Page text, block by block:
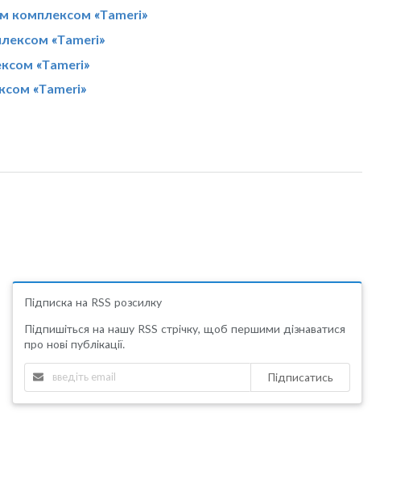
комплексом «Tameri»
«Tameri»
«Tameri»
«Tameri»
Підписка на RSS розсилку
Підпишіться на нашу RSS стрічку, щоб першими дізнаватися
про нові публікації.
Підписатись